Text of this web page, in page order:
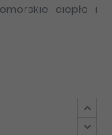
ciepło i